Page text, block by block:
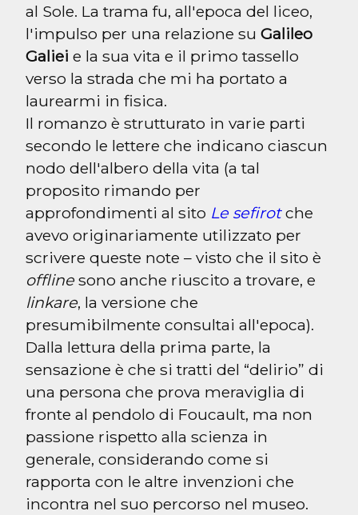
al Sole. La trama fu, all'epoca del liceo,
l'impulso per una relazione su Galileo
Galiei e la sua vita e il primo tassello
verso la strada che mi ha portato a
laurearmi in fisica.
Il romanzo è strutturato in varie parti
secondo le lettere che indicano ciascun
nodo dell'albero della vita (a tal
proposito rimando per
approfondimenti al sito Le sefirot che
avevo originariamente utilizzato per
offline
linkare, la versione che
presumibilmente consultai all'epoca).
Dalla lettura della prima parte, la
sensazione è che si tratti del “delirio” di
una persona che prova meraviglia di
fronte al pendolo di Foucault, ma non
passione rispetto alla scienza in
generale, considerando come si
rapporta con le altre invenzioni che
incontra nel suo percorso nel museo.